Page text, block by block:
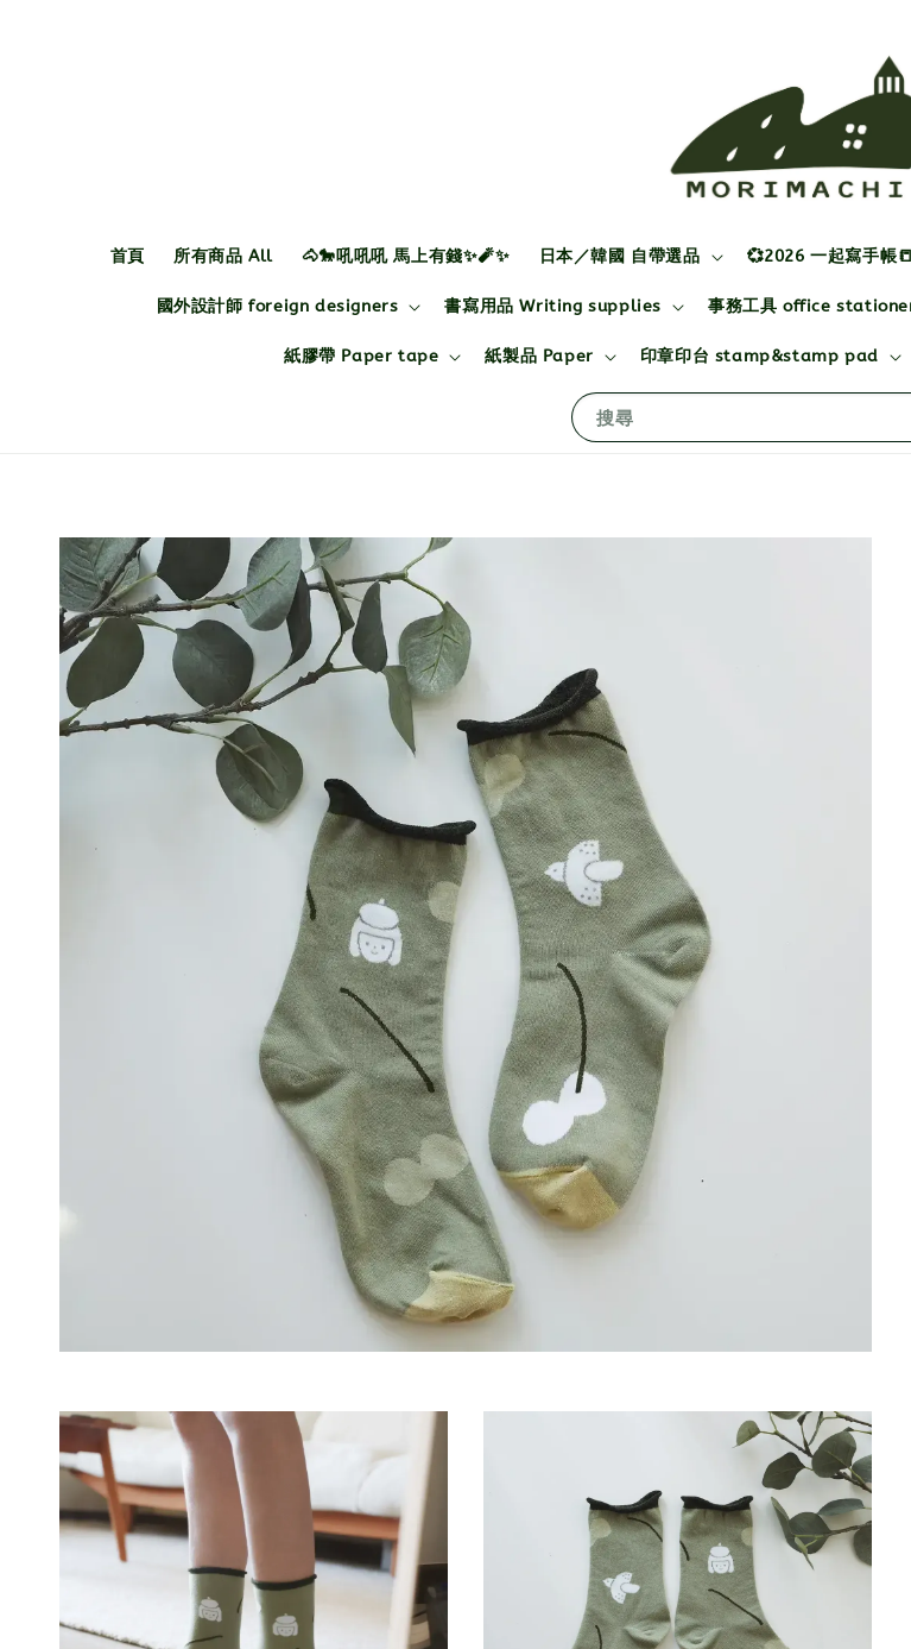
搜尋
首頁 所有商品 All 🐴🐎吼吼吼 馬上有錢✨🧨✨ 日本／韓國 自帶選品 💞2026 一起寫手帳
國外設計師 foreign designers 書寫用品 Writing supplies 事務工具 office
紙膠帶 Paper tape 紙製品 Paper 印章印台 stamp&stamp pad